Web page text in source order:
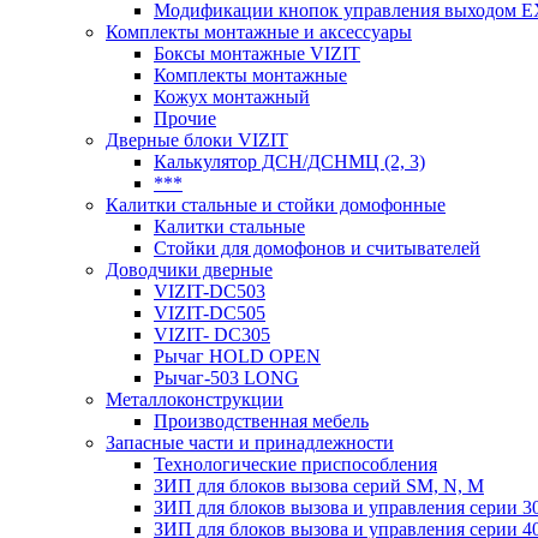
Модификации кнопок управления выходом
Комплекты монтажные и аксессуары
Боксы монтажные VIZIT
Комплекты монтажные
Кожух монтажный
Прочие
Дверные блоки VIZIT
Калькулятор ДСН/ДСНМЦ (2, 3)
***
Калитки стальные и стойки домофонные
Калитки стальные
Стойки для домофонов и считывателей
Доводчики дверные
VIZIT-DC503
VIZIT-DC505
VIZIT- DC305
Рычаг HOLD OPEN
Рычаг-503 LONG
Металлоконструкции
Производственная мебель
Запасные части и принадлежности
Технологические приспособления
ЗИП для блоков вызова серий SM, N, M
ЗИП для блоков вызова и управления серии
ЗИП для блоков вызова и управления серии